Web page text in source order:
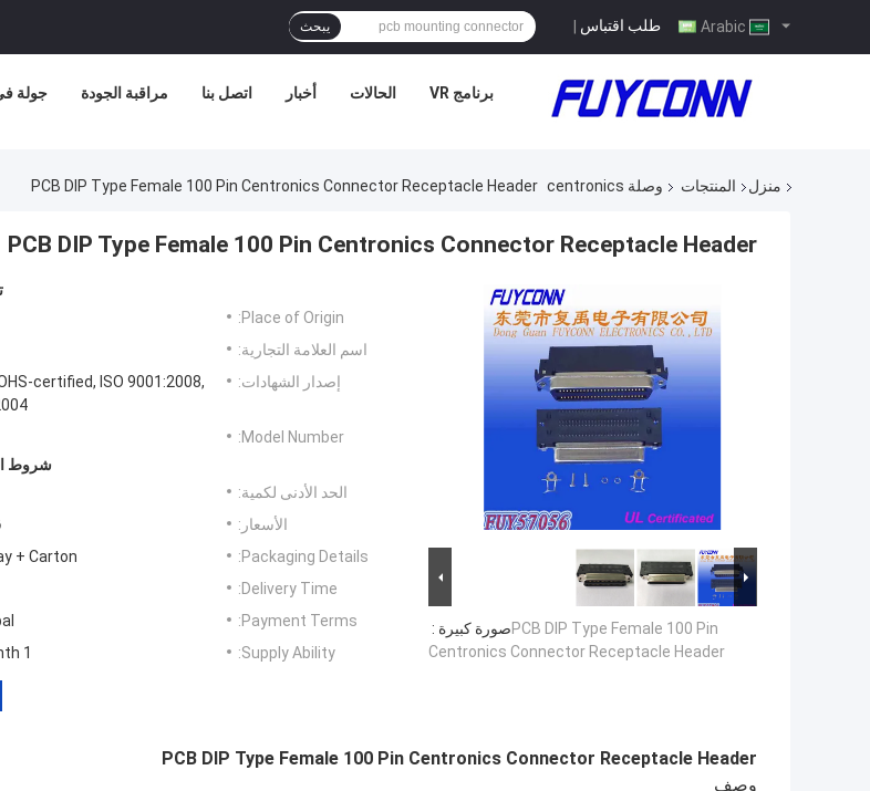
طلب اقتباس | يبحث
جولة مراقبة الجودة اتصل بنا أخبار الحالات برنامج VR
منزل المنتجات وصلة centronics PCB DIP Type Female 100 Pin Centronics Connector Receptacle Header
PCB DIP Type Female 100 Pin Centronics Connector Receptacle Header
صورة كبيرة :PCB DIP Type Female 100 Pin
Centronics Connector Receptacle Header
Place of Origin:
اسم العلامة التجارية:
إصدار الشهادات:
certified, ISO 9001:2008,
Model Number:
شروط
الحد الأدنى لكمية:
الأسعار:
Packaging Details:
+ Carton
Delivery Time:
Payment Terms:
Supply Ability:
1 million/ month
PCB DIP Type Female 100 Pin Centronics Connector Receptacle Header
وصف